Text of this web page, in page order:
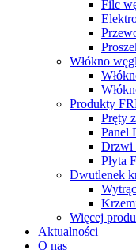
Filc
Włókno
Produkty
Pręty
Panel
Drzwi
Płyta
Dwutlenek
Więcej
Aktualności
O nas